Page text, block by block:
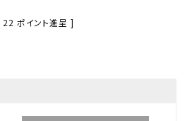
22 ポイント進呈 ]